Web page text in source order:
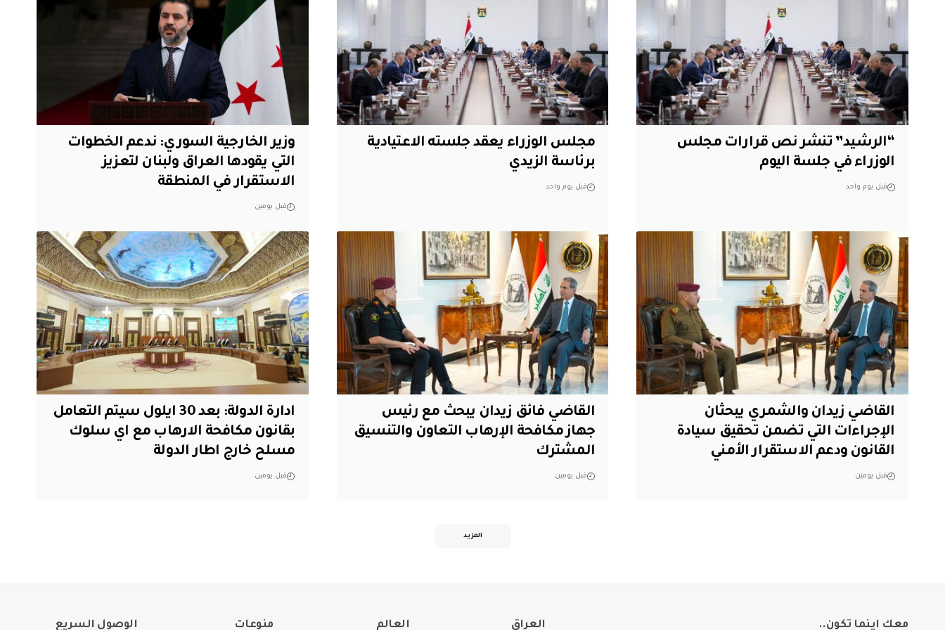
“الرشيد” تنشر نص قرارات مجلس
الوزراء في جلسة اليوم
قبل يوم واحد
مجلس الوزراء يعقد جلسته الاعتيادية
برئاسة الزيدي
قبل يوم واحد
وزير الخارجية السوري: ندعم الخطوات
التي يقودها العراق ولبنان لتعزيز
الاستقرار في المنطقة
قبل يومين
القاضي زيدان والشمري يبحثان
الإجراءات التي تضمن تحقيق سيادة
القانون ودعم الاستقرار الأمني
قبل يومين
القاضي فائق زيدان يبحث مع رئيس
جهاز مكافحة الإرهاب التعاون والتنسيق
المشترك
قبل يومين
ادارة الدولة: بعد 30 ايلول سيتم التعامل
بقانون مكافحة الارهاب مع اي سلوك
مسلح خارج اطار الدولة
قبل يومين
المزيد
معك اينما تكون.. العراق العالم منوعات الوصول السريع